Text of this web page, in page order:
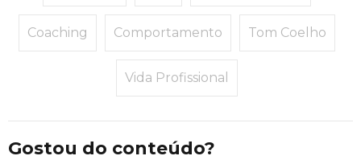
Coaching Comportamento Tom Coelho
Vida Profissional
Gostou do conteúdo?